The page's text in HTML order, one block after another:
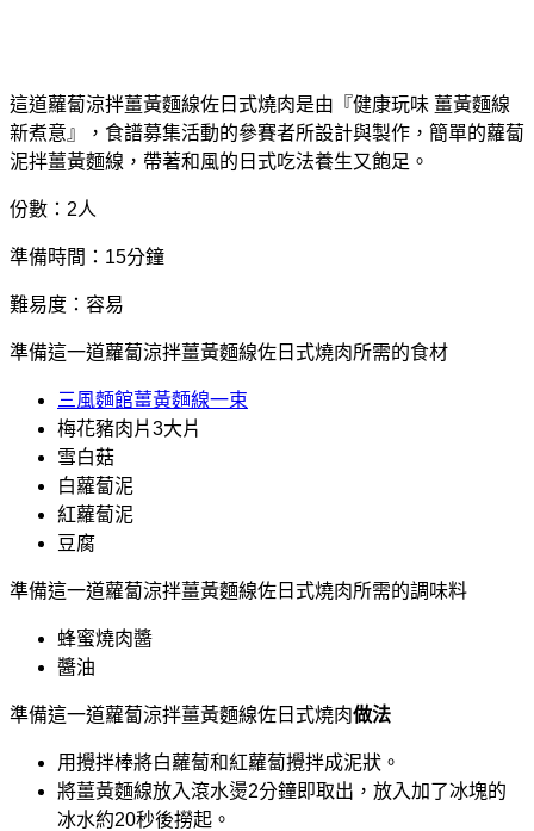
這道蘿蔔涼拌薑黃麵線佐日式燒肉是由『健康玩味 薑黃麵線
新煮意』，食譜募集活動的參賽者所設計與製作，簡單的蘿蔔
泥拌薑黃麵線，帶著和風的日式吃法養生又飽足。
份數：2人
準備時間：15分鐘
難易度：容易
準備這一道蘿蔔涼拌薑黃麵線佐日式燒肉所需的食材
三風麵館薑黃麵線一束
梅花豬肉片3大片
雪白菇
白蘿蔔泥
紅蘿蔔泥
豆腐
準備這一道蘿蔔涼拌薑黃麵線佐日式燒肉所需的調味料
蜂蜜燒肉醬
醬油
準備這一道蘿蔔涼拌薑黃麵線佐日式燒肉做法
用攪拌棒將白蘿蔔和紅蘿蔔攪拌成泥狀。
將薑黃麵線放入滾水燙2分鐘即取出，放入加了冰塊的
冰水約20秒後撈起。